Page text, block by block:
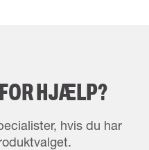
HJÆLP?
hvis du har